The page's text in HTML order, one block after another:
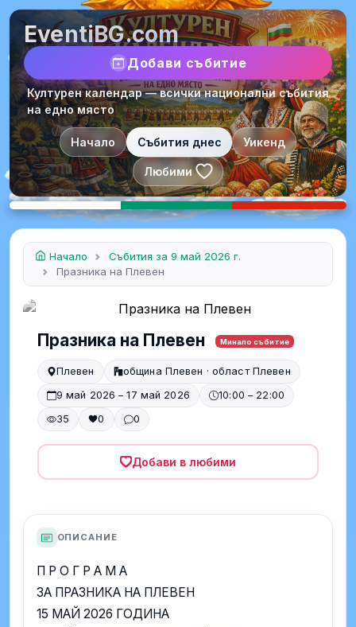
EventiBG.com
Добави събитие
Културен календар — всички национални събития
на едно място
Начало Събития днес Уикенд
Любими
Начало
Събития за 9 май 2026 г.
Празника на Плевен
Празника на Плевен Минало събитие
Плевен
община Плевен · област Плевен
9 май 2026 – 17 май 2026
10:00 – 22:00
35
0 0
Добави в любими
ОПИСАНИЕ
П Р О Г Р А М А
ЗА ПРАЗНИКА НА ПЛЕВЕН
15 МАЙ 2026 ГОДИНА